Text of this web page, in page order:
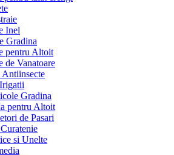
Inel
Gradina
pentru Altoit
de Vanatoare
Antiinsecte
Gradina
pentru Altoit
de Pasari
si Unelte